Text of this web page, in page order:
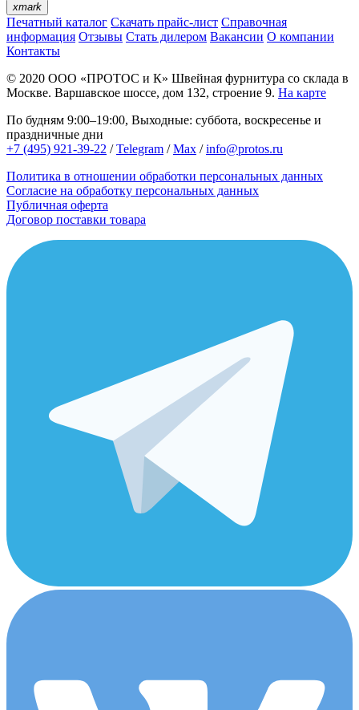
xmark
Печатный каталог Скачать прайс-лист Справочная
информация Отзывы Стать дилером Вакансии О компании
Контакты
© 2020 ООО «ПРОТОС и К» Швейная фурнитура со склада в
Москве. Варшавское шоссе, дом 132, строение 9. На карте
По будням 9:00–19:00, Выходные: суббота, воскресенье и
праздничные дни
+7 (495) 921-39-22 /Telegram /Max /info@protos.ru
Политика в отношении обработки персональных данных
Согласие на обработку персональных данных
Публичная оферта
Договор поставки товара